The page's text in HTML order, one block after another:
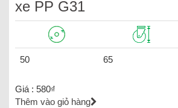
xe PP G31
50 65
Giá : 580₫
Thêm vào giỏ hàng